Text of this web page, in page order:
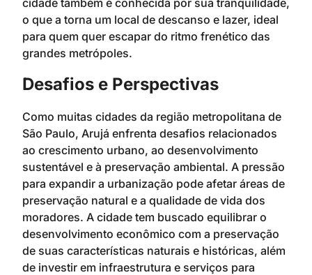
cidade também é conhecida por sua tranquilidade,
o que a torna um local de descanso e lazer, ideal
para quem quer escapar do ritmo frenético das
grandes metrópoles.
Desafios e Perspectivas
Como muitas cidades da região metropolitana de
São Paulo, Arujá enfrenta desafios relacionados
ao crescimento urbano, ao desenvolvimento
sustentável e à preservação ambiental. A pressão
para expandir a urbanização pode afetar áreas de
preservação natural e a qualidade de vida dos
moradores. A cidade tem buscado equilibrar o
desenvolvimento econômico com a preservação
de suas características naturais e históricas, além
de investir em infraestrutura e serviços para